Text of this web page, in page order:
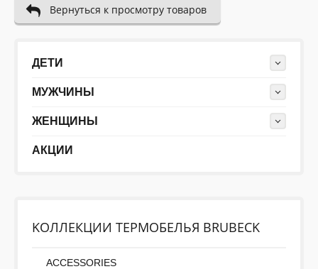
Вернуться к просмотру товаров
ДЕТИ
МУЖЧИНЫ
ЖЕНЩИНЫ
АКЦИИ
KОЛЛЕКЦИИ ТЕРМОБЕЛЬЯ BRUBECK
ACCESSORIES